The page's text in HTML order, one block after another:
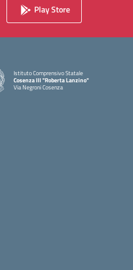
Play Store
Istituto Comprensivo Statale
Cosenza III "Roberta Lanzino"
Via Negroni Cosenza
— Visita la pagina iniziale della scuola